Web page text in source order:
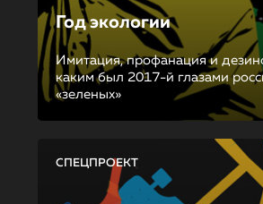
Год экологии
Имитация, профанация и
каким был 2017-й глазами
«зеленых»
СПЕЦПРОЕКТ